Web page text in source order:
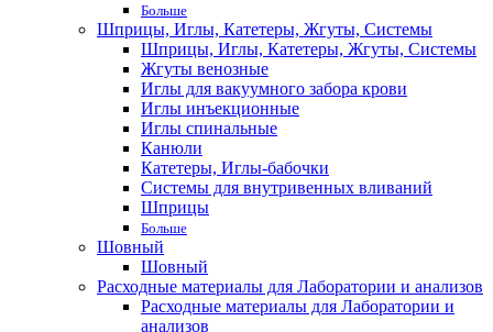
Больше
Шприцы, Иглы, Катетеры, Жгуты, Системы
Шприцы, Иглы, Катетеры, Жгуты, Системы
Жгуты венозные
Иглы для вакуумного забора крови
Иглы инъекционные
Иглы спинальные
Канюли
Катетеры, Иглы-бабочки
Системы для внутривенных вливаний
Шприцы
Больше
Шовный
Шовный
Расходные материалы для Лаборатории и анализов
Расходные материалы для Лаборатории и
анализов